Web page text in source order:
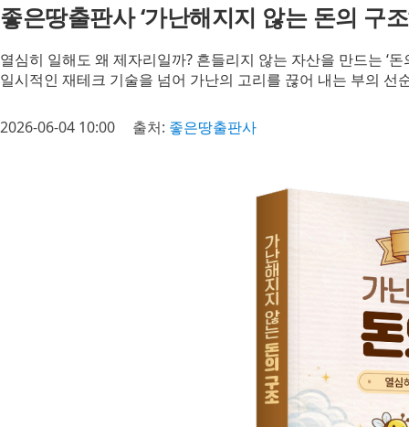
좋은땅출판사 ‘가난해지지 않는 돈의 구조
열심히 일해도 왜 제자리일까? 흔들리지 않는 자산을 만드는 ‘돈
일시적인 재테크 기술을 넘어 가난의 고리를 끊어 내는 부의 선
2026-06-04 10:00 출처: 좋은땅출판사